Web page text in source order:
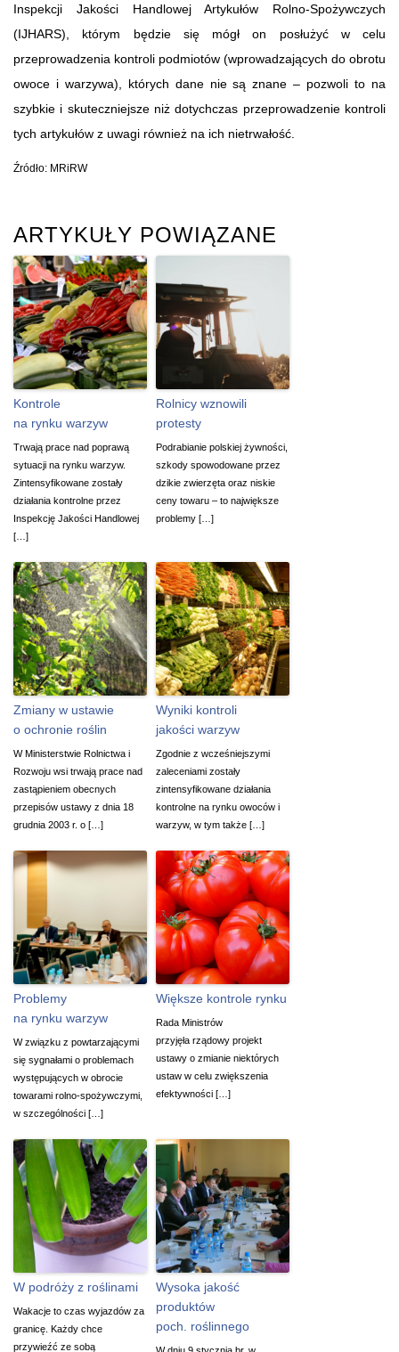
Inspekcji Jakości Handlowej Artykułów Rolno-Spożywczych
(IJHARS), którym będzie się mógł on posłużyć w celu
przeprowadzenia kontroli podmiotów (wprowadzających do obrotu
owoce i warzywa), których dane nie są znane – pozwoli to na
szybkie i skuteczniejsze niż dotychczas przeprowadzenie kontroli
tych artykułów z uwagi również na ich nietrwałość.
Źródło: MRiRW
ARTYKUŁY POWIĄZANE
Kontrole
na rynku warzyw
Trwają prace nad poprawą
sytuacji na rynku warzyw.
Zintensyfikowane zostały
działania kontrolne przez
Inspekcję Jakości Handlowej
[…]
Rolnicy wznowili
protesty
Podrabianie polskiej żywności,
szkody spowodowane przez
dzikie zwierzęta oraz niskie
ceny towaru – to największe
problemy […]
Zmiany w ustawie
o ochronie roślin
W Ministerstwie Rolnictwa i
Rozwoju wsi trwają prace nad
zastąpieniem obecnych
przepisów ustawy z dnia 18
grudnia 2003 r. o […]
Wyniki kontroli
jakości warzyw
Zgodnie z wcześniejszymi
zaleceniami zostały
zintensyfikowane działania
kontrolne na rynku owoców i
warzyw, w tym także […]
Problemy
na rynku warzyw
W związku z powtarzającymi
się sygnałami o problemach
występujących w obrocie
towarami rolno-spożywczymi,
w szczególności […]
Większe kontrole rynku
Rada Ministrów
przyjęła rządowy projekt
ustawy o zmianie niektórych
ustaw w celu zwiększenia
efektywności […]
W podróży z roślinami
Wakacje to czas wyjazdów za
granicę. Każdy chce
przywieźć ze sobą
Wysoka jakość
produktów
poch. roślinnego